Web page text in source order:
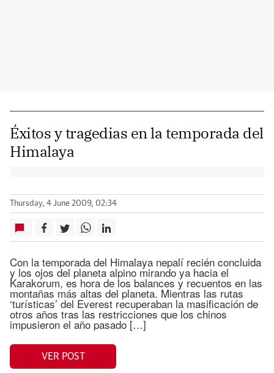
Éxitos y tragedias en la temporada del
Himalaya
Thursday, 4 June 2009, 02:34
Con la temporada del Himalaya nepalí recién concluida
y los ojos del planeta alpino mirando ya hacia el
Karakorum, es hora de los balances y recuentos en las
montañas más altas del planeta. Mientras las rutas
‘turísticas’ del Everest recuperaban la masificación de
otros años tras las restricciones que los chinos
impusieron el año pasado […]
VER POST